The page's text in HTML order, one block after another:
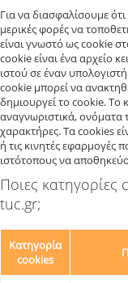
Για να διασφαλίσουμε
μερικές φορές να
είναι γνωστό ως cookie
cookie είναι ένα αρχείο
ιστού σε έναν
cookie μπορεί να
δημιουργεί το cookie. Το
αναγνωριστικά, ονόματα
χαρακτήρες. Τα cookies
ή τις κινητές εφαρμογές
ιστότοπους να
Ποιες κατηγορίες
tuc.gr;
Κατηγορία
cookies